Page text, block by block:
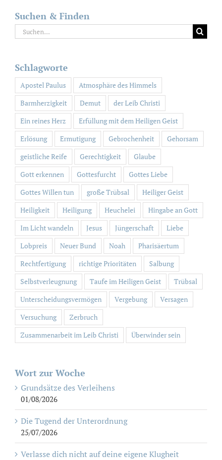
Suchen & Finden
Suche
nach:
Schlagworte
Apostel Paulus
Atmosphäre des Himmels
Barmherzigkeit
Demut
der Leib Christi
Ein reines Herz
Erfüllung mit dem Heiligen Geist
Erlösung
Ermutigung Gebrochenheit
Gehorsam
geistliche Reife
Gerechtigkeit
Glaube
Gott erkennen
Gottesfurcht
Gottes Liebe
Gottes Willen tun
große Trübsal
Heiliger Geist
Heiligkeit
Heiligung Heuchelei
Hingabe an Gott
Im Licht wandeln
Jesus Jüngerschaft
Liebe
Lobpreis
Neuer Bund Noah
Pharisäertum
Rechtfertigung
richtige Prioritäten
Salbung
Selbstverleugnung
Taufe im Heiligen Geist
Trübsal
Unterscheidungsvermögen
Vergebung
Versagen
Versuchung
Zerbruch
Zusammenarbeit im Leib Christi
Überwinder sein
Wort zur Woche
Grundsätze des Verleihens
01/08/2026
Die Tugend der Unterordnung
25/07/2026
Verlasse dich nicht auf deine eigene Klugheit